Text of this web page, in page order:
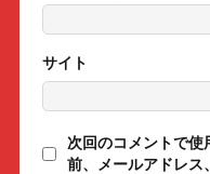
サイト
次回のコメントで使
前、メールアドレス